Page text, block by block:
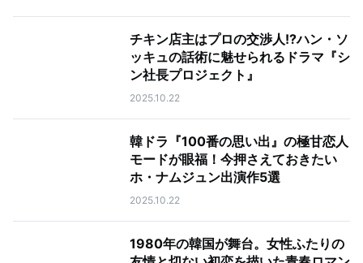
チキン店主はプロの交渉人!?ハン・ソ
ッキュの話術に魅せられるドラマ『シ
ン社長プロジェクト』
2025.10.22
韓ドラ『100番の思い出』の極甘恋人
モードが眼福！今押さえておきたい
ホ・ナムジュン出演作5選
2025.10.22
1980年の韓国が舞台。女性ふたりの